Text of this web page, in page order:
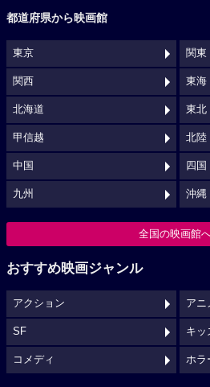
都道府県から映画館
東京 関東
関西 東海
北海道 東北
甲信越 北陸
中国 四国
九州 沖縄
全国の映画館
おすすめ映画ジャンル
アクション アニ
SF キッ
コメディ ホラ